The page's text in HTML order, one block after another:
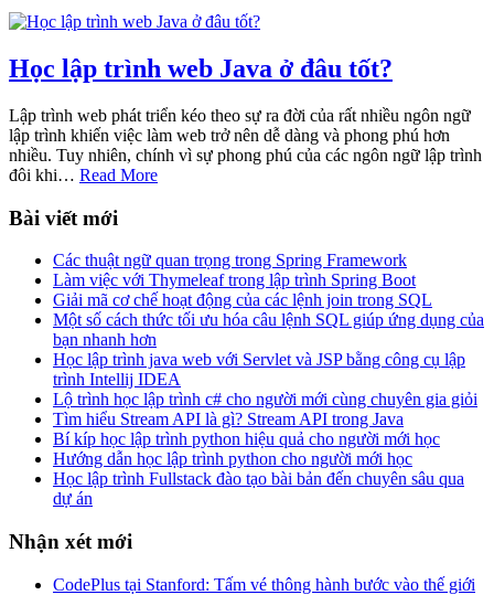
Học lập trình web Java ở đâu tốt?
Lập trình web phát triển kéo theo sự ra đời của rất nhiều ngôn ngữ
lập trình khiến việc làm web trở nên dễ dàng và phong phú hơn
nhiều. Tuy nhiên, chính vì sự phong phú của các ngôn ngữ lập trình
đôi khi… Read More
Bài viết mới
Các thuật ngữ quan trọng trong Spring Framework
Làm việc với Thymeleaf trong lập trình Spring Boot
Giải mã cơ chế hoạt động của các lệnh join trong SQL
Một số cách thức tối ưu hóa câu lệnh SQL giúp ứng dụng của
bạn nhanh hơn
Học lập trình java web với Servlet và JSP bằng công cụ lập
trình Intellij IDEA
Lộ trình học lập trình c# cho người mới cùng chuyên gia giỏi
Tìm hiểu Stream API là gì? Stream API trong Java
Bí kíp học lập trình python hiệu quả cho người mới học
Hướng dẫn học lập trình python cho người mới học
Học lập trình Fullstack đào tạo bài bản đến chuyên sâu qua
dự án
Nhận xét mới
CodePlus tại Stanford: Tấm vé thông hành bước vào thế giới